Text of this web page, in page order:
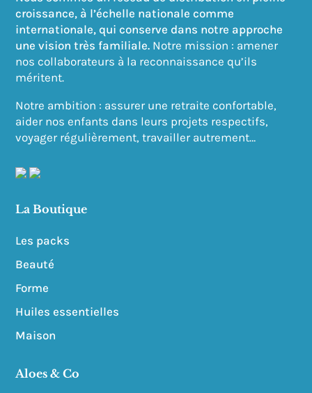
croissance, à l’échelle nationale comme
internationale, qui conserve dans notre approche
une vision très familiale. Notre mission : amener
nos collaborateurs à la reconnaissance qu’ils
méritent.
Notre ambition : assurer une retraite confortable,
aider nos enfants dans leurs projets respectifs,
voyager régulièrement, travailler autrement…
La Boutique
Les packs
Beauté
Forme
Huiles essentielles
Maison
Aloes & Co